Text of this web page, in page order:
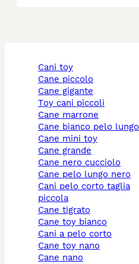
cani toy
cane piccolo
cane gigante
toy cani piccoli
cane marrone
cane bianco pelo lungo
cane mini toy
cane grande
cane nero cucciolo
cane pelo lungo nero
cani pelo corto taglia
piccola
cane tigrato
cane toy bianco
cani a pelo corto
cane toy nano
cane nano